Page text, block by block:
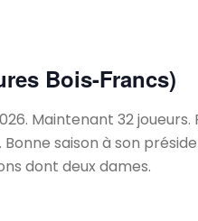
Bois-Francs)
Maintenant 32 joueurs.
Bonne saison à son
dont deux dames.